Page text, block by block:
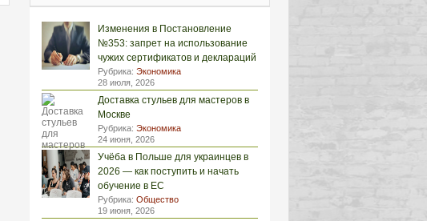
Изменения в Постановление
№353: запрет на использование
чужих сертификатов и деклараций
Рубрика: Экономика
28 июля, 2026
Доставка стульев для мастеров в
Москве
Рубрика: Экономика
24 июня, 2026
Учёба в Польше для украинцев в
2026 — как поступить и начать
обучение в ЕС
Рубрика: Общество
19 июня, 2026